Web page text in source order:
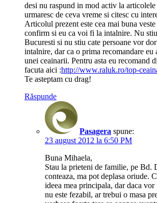
desi nu raspund in mod activ la
urmaresc de ceva vreme si citesc cu
Articolul prezent este cea mai buna
confirm si eu ca voi fi la intalnire. Nu
Bucuresti si nu stiu cate persoane vor
intalnire, dar ca o prima recomandare eu
unei ceainarii. Pentru asta eu recomand
facuta aici :http://www.raluk.ro/top-
Te asteptam cu drag!
Răspunde
Pasagera spune:
23 august 2012 la 6:50 PM
Buna Mihaela,
Stau la prieteni de familie, pe Bd.
conteaza, ma pot deplasa oriude.
ideea mea principala, dar daca
nu este fezabil, ar trebui o masa